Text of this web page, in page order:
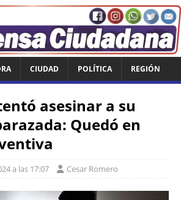
CIUDAD POLÍTICA REGIÓN
asesinar a su
Quedó en
a las 17:07 Cesar Romero